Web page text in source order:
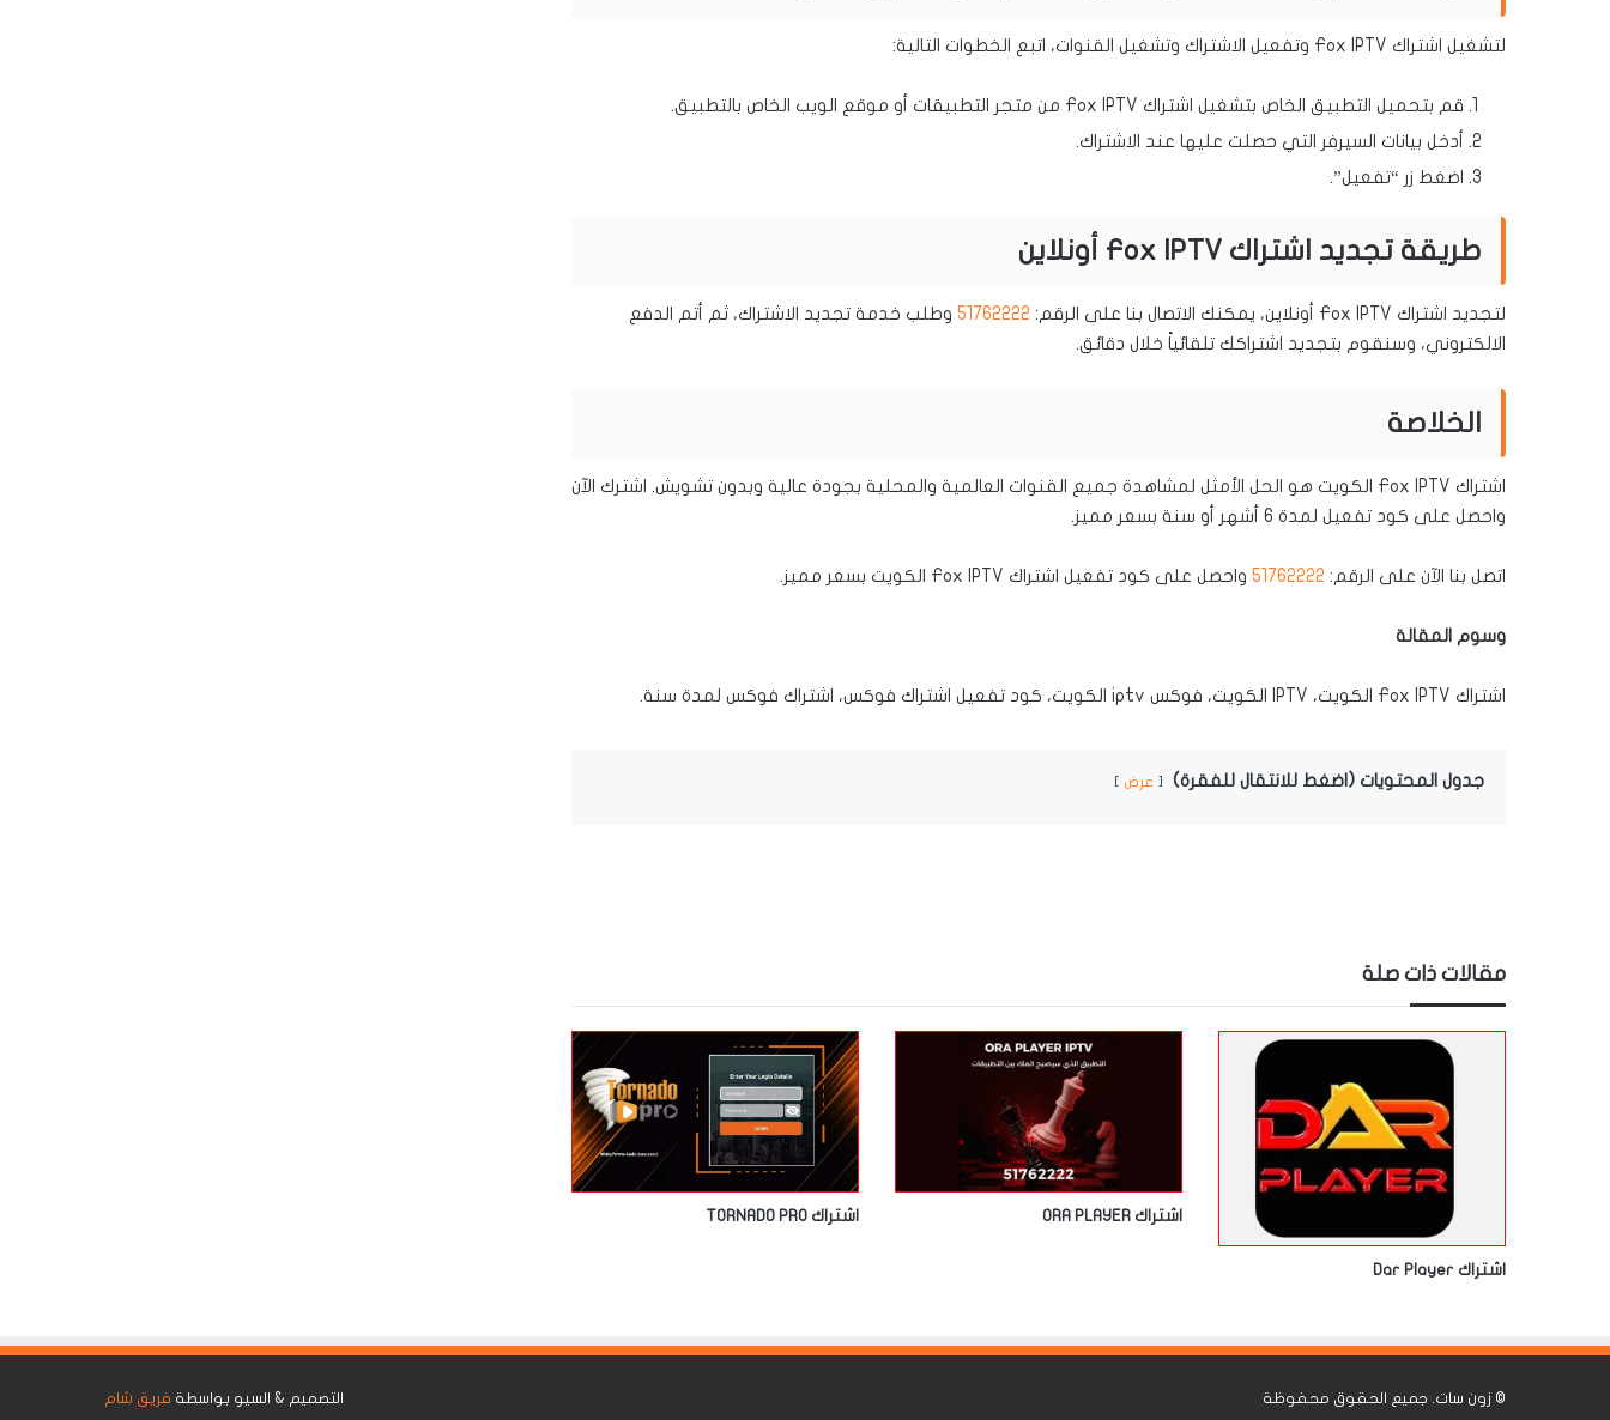
لتشغيل اشتراك Fox IPTV وتفعيل الاشتراك وتشغيل القنوات، اتبع الخطوات التالية:
قم بتحميل التطبيق الخاص بتشغيل اشتراك Fox IPTV من متجر التطبيقات أو موقع الويب الخاص بالتطبيق.
أدخل بيانات السيرفر التي حصلت عليها عند الاشتراك.
اضغط زر “تفعيل”.
طريقة تجديد اشتراك Fox IPTV أونلاين
لتجديد اشتراك Fox IPTV أونلاين، يمكنك الاتصال بنا على الرقم: 51762222 وطلب خدمة تجديد الاشتراك، ثم أتم الدفع
الالكتروني، وسنقوم بتجديد اشتراكك تلقائياً خلال دقائق.
الخلاصة
اشتراك Fox IPTV الكويت هو الحل الأمثل لمشاهدة جميع القنوات العالمية والمحلية بجودة عالية وبدون تشويش. اشترك الآن
واحصل على كود تفعيل لمدة 6 أشهر أو سنة بسعر مميز.
اتصل بنا الآن على الرقم: 51762222 واحصل على كود تفعيل اشتراك Fox IPTV الكويت بسعر مميز.
وسوم المقالة
اشتراك Fox IPTV الكويت، IPTV الكويت، فوكس iptv الكويت، كود تفعيل اشتراك فوكس، اشتراك فوكس لمدة سنة.
جدول المحتويات (اضغط للانتقال للفقرة) عرض
مقالات ذات صلة
اشتراك Dar Player
اشتراك ORA PLAYER اشتراك TORNADO PRO
© زون سات. جميع الحقوق محفوظة التصميم & السيو بواسطة فريق شام